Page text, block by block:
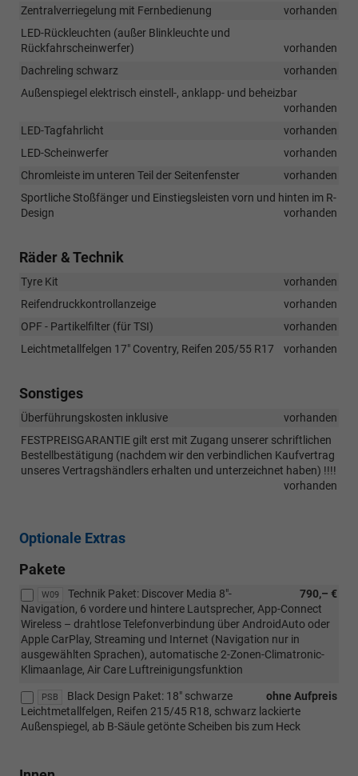
Zentralverriegelung mit Fernbedienung
vorhanden
LED-Rückleuchten (außer Blinkleuchte und
Rückfahrscheinwerfer)
vorhanden
Dachreling schwarz
vorhanden
Außenspiegel elektrisch einstell-, anklapp- und beheizbar
vorhanden
LED-Tagfahrlicht
vorhanden
LED-Scheinwerfer
vorhanden
Chromleiste im unteren Teil der Seitenfenster
vorhanden
Sportliche Stoßfänger und Einstiegsleisten vorn und hinten im R-
Design
vorhanden
Räder & Technik
Tyre Kit
vorhanden
Reifendruckkontrollanzeige
vorhanden
OPF - Partikelfilter (für TSI)
vorhanden
Leichtmetallfelgen 17" Coventry, Reifen 205/55 R17
vorhanden
Sonstiges
Überführungskosten inklusive
vorhanden
FESTPREISGARANTIE gilt erst mit Zugang unserer schriftlichen
Bestellbestätigung (nachdem wir den verbindlichen Kaufvertrag
unseres Vertragshändlers erhalten und unterzeichnet haben) !!!!
vorhanden
Optionale Extras
Pakete
W09 790,– €
Technik Paket: Discover Media 8"-
Navigation, 6 vordere und hintere Lautsprecher, App-Connect
Wireless – drahtlose Telefonverbindung über AndroidAuto oder
Apple CarPlay, Streaming und Internet (Navigation nur in
ausgewählten Sprachen), automatische 2-Zonen-Climatronic-
Klimaanlage, Air Care Luftreinigungsfunktion
PSB ohne Aufpreis
Black Design Paket: 18" schwarze
Leichtmetallfelgen, Reifen 215/45 R18, schwarz lackierte
Außenspiegel, ab B-Säule getönte Scheiben bis zum Heck